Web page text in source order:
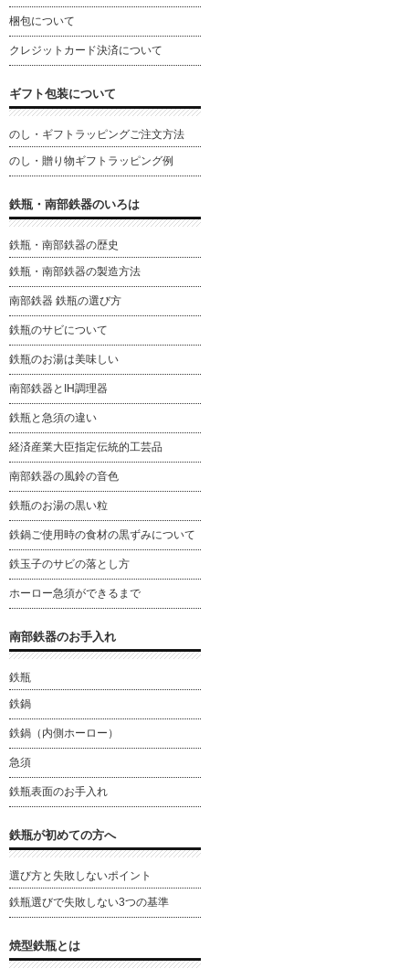
梱包について
クレジットカード決済について
ギフト包装について
のし・ギフトラッピングご注文方法
のし・贈り物ギフトラッピング例
鉄瓶・南部鉄器のいろは
鉄瓶・南部鉄器の歴史
鉄瓶・南部鉄器の製造方法
南部鉄器 鉄瓶の選び方
鉄瓶のサビについて
鉄瓶のお湯は美味しい
南部鉄器とIH調理器
鉄瓶と急須の違い
経済産業大臣指定伝統的工芸品
南部鉄器の風鈴の音色
鉄瓶のお湯の黒い粒
鉄鍋ご使用時の食材の黒ずみについて
鉄玉子のサビの落とし方
ホーロー急須ができるまで
南部鉄器のお手入れ
鉄瓶
鉄鍋
鉄鍋（内側ホーロー）
急須
鉄瓶表面のお手入れ
鉄瓶が初めての方へ
選び方と失敗しないポイント
鉄瓶選びで失敗しない3つの基準
焼型鉄瓶とは